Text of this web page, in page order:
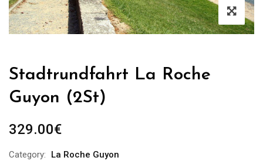
Stadtrundfahrt La Roche
Guyon (2St)
329.00€
Category:
La Roche Guyon